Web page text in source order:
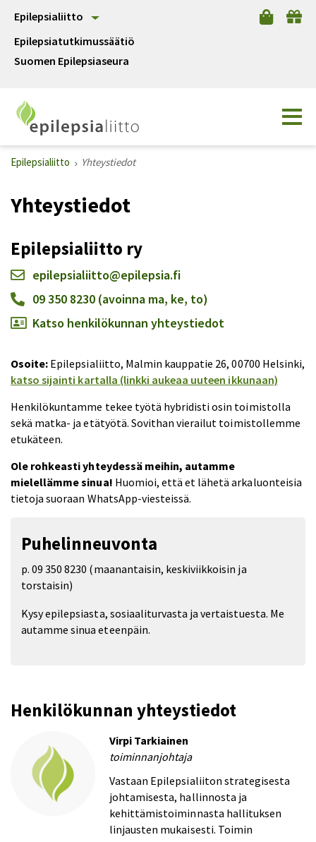
Epilepsialiitto
Epilepsiatutkimussäätiö
Suomen Epilepsiaseura
Epilepsialiitto Yhteystiedot
Yhteystiedot
Epilepsialiitto ry
epilepsialiitto@epilepsia.fi
09 350 8230 (avoinna ma, ke, to)
Katso henkilökunnan yhteystiedot
Osoite: Epilepsialiitto, Malmin kauppatie 26, 00700 Helsinki,
katso sijainti kartalla (linkki aukeaa uuteen ikkunaan)
Henkilökuntamme tekee työtä hybridisti osin toimistolla
sekä matka- ja etätyötä. Sovithan vierailut toimistollemme
etukäteen.
Ole rohkeasti yhteydessä meihin, autamme
mielellämme sinua! Huomioi, että et lähetä arkaluonteisia
tietoja suoraan WhatsApp-viesteissä.
Puhelinneuvonta
p. 09 350 8230 (maanantaisin, keskiviikkoisin ja
torstaisin)
Kysy epilepsiasta, sosiaaliturvasta ja vertaistuesta. Me
autamme sinua eteenpäin.
Henkilökunnan yhteystiedot
Virpi Tarkiainen
toiminnanjohtaja
Vastaan Epilepsialiiton strategisesta
johtamisesta, hallinnosta ja
kehittämistoiminnasta hallituksen
linjausten mukaisesti. Toimin